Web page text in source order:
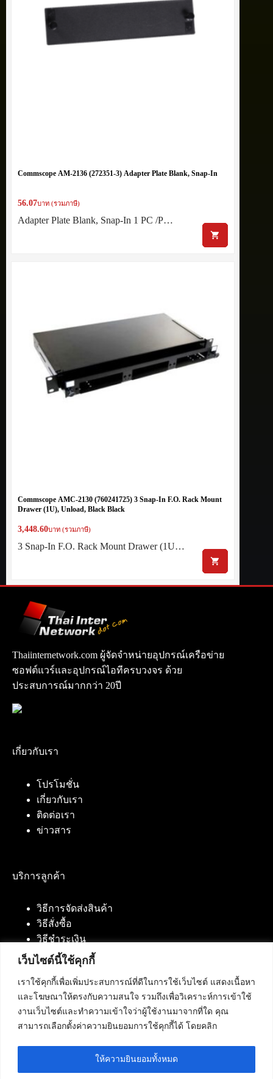
เว็บไซต์นี้ใช้คุกกี้
เราใช้คุกกี้เพื่อเพิ่มประสบการณ์ที่ดีในการใช้เว็บไซต์ แสดงเนื้อหา
และโฆษณาให้ตรงกับความสนใจ รวมถึงเพื่อวิเคราะห์การเข้าใช้
งานเว็บไซต์และทำความเข้าใจว่าผู้ใช้งานมาจากที่ใด คุณ
สามารถเลือกตั้งค่าความยินยอมการใช้คุกกี้ได้ โดยคลิก
ให้ความยินยอมทั้งหมด
Commscope AM-2136 (272351-3) Adapter Plate Blank, Snap-In
56.07บาท (รวมภาษี)
Adapter Plate Blank, Snap-In 1 PC /P…
Commscope AMC-2130 (760241725) 3 Snap-In F.O. Rack Mount
Drawer (1U), Unload, Black Black
3,448.60บาท (รวมภาษี)
3 Snap-In F.O. Rack Mount Drawer (1U…
Thaiinternetwork.com ผู้จัดจำหน่ายอุปกรณ์เครือข่าย
ซอฟต์แวร์และอุปกรณ์ไอทีครบวงจร ด้วย
ประสบการณ์มากกว่า 20ปี
เกี่ยวกับเรา
โปรโมชั่น
เกี่ยวกับเรา
ติดต่อเรา
ข่าวสาร
บริการลูกค้า
วิธีการจัดส่งสินค้า
วิธีสั่งซื้อ
วิธีชำระเงิน
ติดต่อเรา
บริษัท เน็ทฟิวชั่น คอมมิวนิเคชั่น จำกัด 420/94 ถนน
นัมเบอร์วัน-ราม 2 แขวงดอกไม้, เขตประเวศ
กรุงเทพมหานคร 10250
โทรศัพท์ :084-553-4055,086-309-5259,